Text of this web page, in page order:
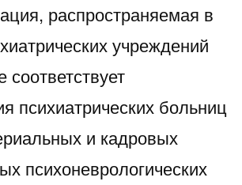
распространяемая в
учреждений
психиатрических больниц
и кадровых
психоневрологических